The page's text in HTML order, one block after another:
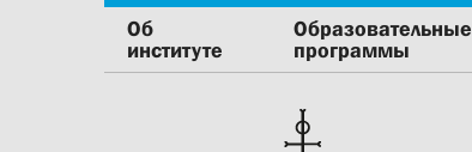
Об
институте
Образовательные
программы